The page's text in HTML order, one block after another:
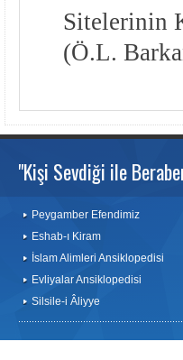
Sitelerinin
(Ö.L.
"Kişi Sevdiği ile
Peygamber Efendimiz
Eshab-ı Kiram
İslam Alimleri Ansiklopedisi
Evliyalar Ansiklopedisi
Silsile-i Âliyye